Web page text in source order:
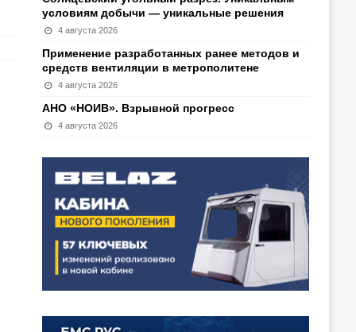
условиям добычи — уникальные решения
4 августа 2026
Применение разработанных ранее методов и
средств вентиляции в метрополитене
4 августа 2026
АНО «НОИВ». Взрывной прогресс
4 августа 2026